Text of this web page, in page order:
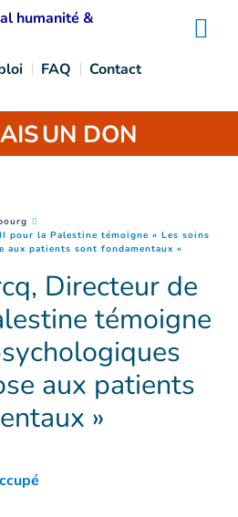
FAQ
Contact
UN DON
pour la Palestine témoigne « Les soins
aux patients sont fondamentaux »
Directeur de
témoigne
aux patients
»